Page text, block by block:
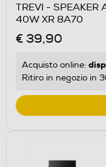
TREVI - SPEAKER
40W XR 8A70
€ 39,90
Acquisto online:
Ritiro in negozio in